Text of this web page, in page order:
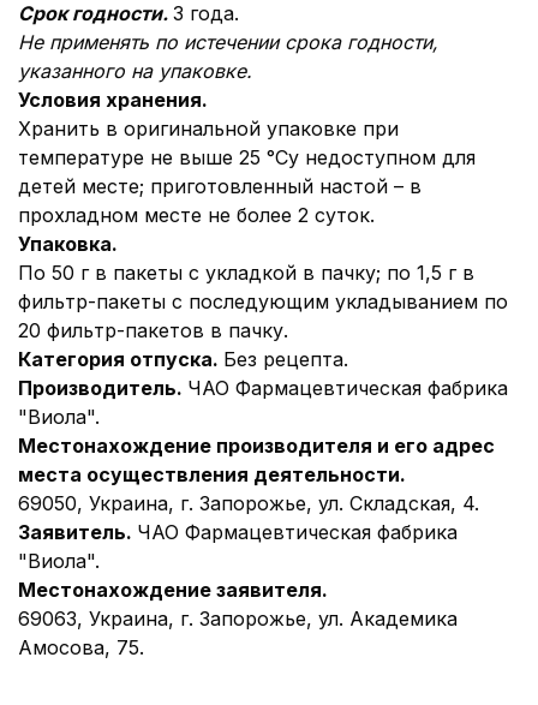
Срок годности. 3 года.
Не применять по истечении срока годности,
указанного на упаковке.
Условия хранения.
Хранить в оригинальной упаковке при
температуре не выше 25 °Су недоступном для
детей месте; приготовленный настой – в
прохладном месте не более 2 суток.
Упаковка.
По 50 г в пакеты с укладкой в пачку; по 1,5 г в
фильтр-пакеты с последующим укладыванием по
20 фильтр-пакетов в пачку.
Категория отпуска. Без рецепта.
Производитель. ЧАО Фармацевтическая фабрика
"Виола".
Местонахождение производителя и его адрес
места осуществления деятельности.
69050, Украина, г. Запорожье, ул. Складская, 4.
Заявитель. ЧАО Фармацевтическая фабрика
"Виола".
Местонахождение заявителя.
69063, Украина, г. Запорожье, ул. Академика
Амосова, 75.